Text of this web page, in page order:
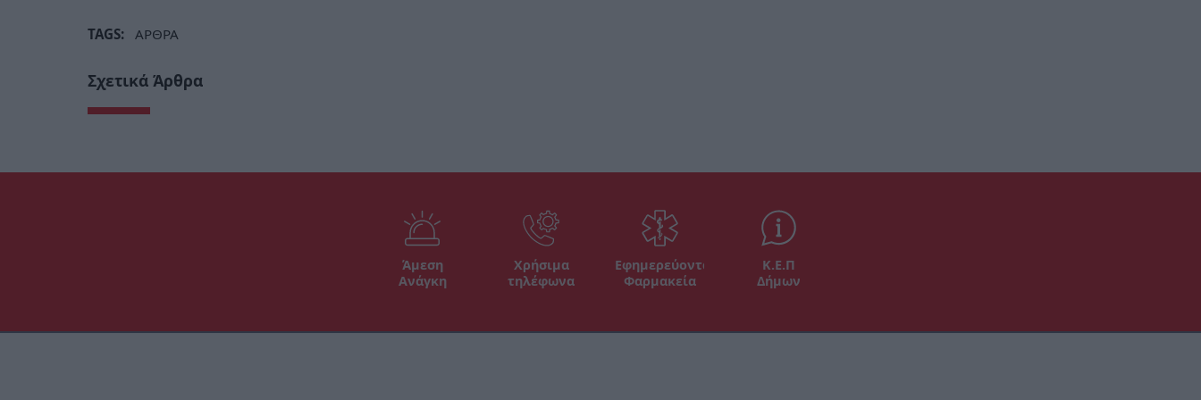
TAGS: ΑΡΘΡΑ
Σχετικά Άρθρα
Άμεση
Ανάγκη
Χρήσιμα
τηλέφωνα
Εφημερεύοντα
Φαρμακεία
Κ.Ε.Π
Δήμων